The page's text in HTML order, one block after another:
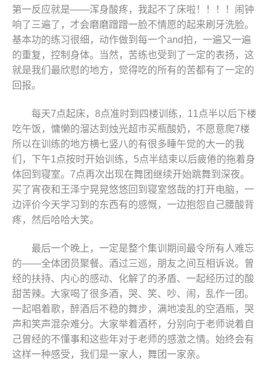
第一反应就是——浑身酸疼，我起不了床啦！！！！闹钟
响了三遍了，才会磨磨蹭蹭一脸不情愿的起来刷牙洗脸。
基本功的练习很细，动作做到每一个and拍，一遍又一遍
的重复，控制身体。当然，苦练也受到了一定的表扬，这
就是我们最欣慰的地方，觉得吃的所有的苦都有了一定的
回报。
每天7点起床，8点准时到四楼训练，11点半以后下楼
吃午饭，慵懒的溜达到烛光超市买瓶酸奶，不愿意爬7楼
所以在训练的地方横七竖八的有很多睡午觉的大一的我
们，下午1点按时开始训练，5点半结束以后疲倦的拖着身
体回到寝室。7点再次出现在舞团继续开始跳舞到深夜。
买了宵夜和王泽宁晃晃悠悠回到寝室悠哉的打开电脑，一
边评价今天学习到的东西有的感慨，一边抱怨自己腰酸背
疼，然后哈哈大笑。
最后一个晚上，一定是整个集训期间最令所有人难忘
的——全体团员聚餐。酒过三巡，朋友之间互相诉说。曾
经的扶持、内心的感动、化解了的矛盾、一起经历过的酸
甜苦辣。大家喝了很多酒，哭、笑、吵、闹，乱作一团。
一起唱着歌，醉酒后不稳的舞步，满地凌乱的空酒瓶，哭
声和笑声混杂难分。大家举着酒杯，分别向于老师说着自
己曾经的不懂事和这些年对于老师的感激之情。始终会有
这样一种感受，我们是一家人，舞团一家亲。